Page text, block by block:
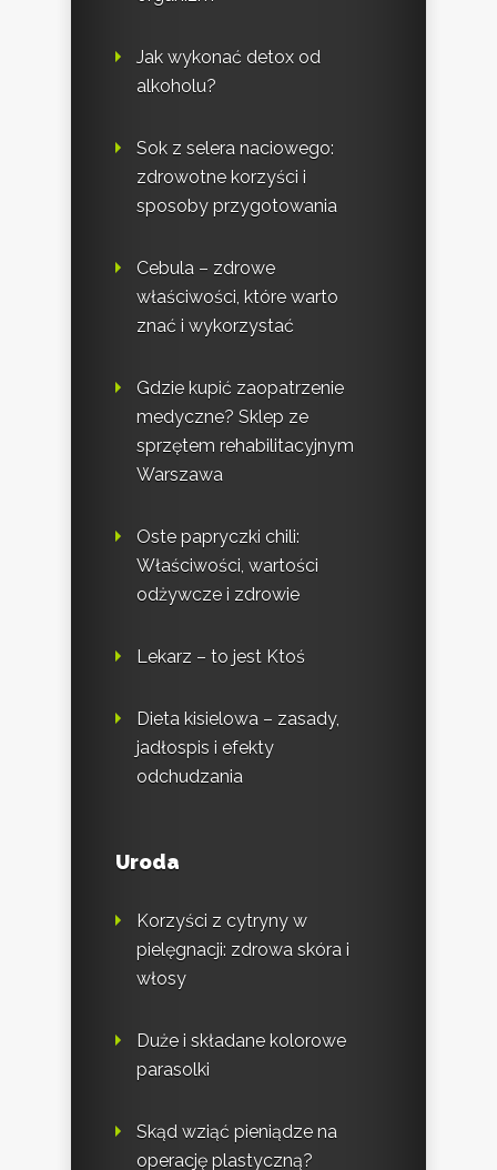
Jak wykonać detox od
alkoholu?
Sok z selera naciowego:
zdrowotne korzyści i
sposoby przygotowania
Cebula – zdrowe
właściwości, które warto
znać i wykorzystać
Gdzie kupić zaopatrzenie
medyczne? Sklep ze
sprzętem rehabilitacyjnym
Warszawa
Oste papryczki chili:
Właściwości, wartości
odżywcze i zdrowie
Lekarz – to jest Ktoś
Dieta kisielowa – zasady,
jadłospis i efekty
odchudzania
Uroda
Korzyści z cytryny w
pielęgnacji: zdrowa skóra i
włosy
Duże i składane kolorowe
parasolki
Skąd wziąć pieniądze na
operację plastyczną?